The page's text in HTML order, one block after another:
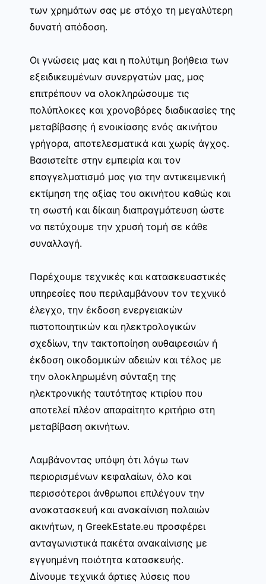
των χρημάτων σας με στόχο τη μεγαλύτερη
δυνατή απόδοση.
Οι γνώσεις μας και η πολύτιμη βοήθεια των
εξειδικευμένων συνεργατών μας, μας
επιτρέπουν να ολοκληρώσουμε τις
πολύπλοκες και χρονοβόρες διαδικασίες της
μεταβίβασης ή ενοικίασης ενός ακινήτου
γρήγορα, αποτελεσματικά και χωρίς άγχος.
Βασιστείτε στην εμπειρία και τον
επαγγελματισμό μας για την αντικειμενική
εκτίμηση της αξίας του ακινήτου καθώς και
τη σωστή και δίκαιη διαπραγμάτευση ώστε
να πετύχουμε την χρυσή τομή σε κάθε
συναλλαγή.
Παρέχουμε τεχνικές και κατασκευαστικές
υπηρεσίες που περιλαμβάνουν τον τεχνικό
έλεγχο, την έκδοση ενεργειακών
πιστοποιητικών και ηλεκτρολογικών
σχεδίων, την τακτοποίηση αυθαιρεσιών ή
έκδοση οικοδομικών αδειών και τέλος με
την ολοκληρωμένη σύνταξη της
ηλεκτρονικής ταυτότητας κτιρίου που
αποτελεί πλέον απαραίτητο κριτήριο στη
μεταβίβαση ακινήτων.
Λαμβάνοντας υπόψη ότι λόγω των
περιορισμένων κεφαλαίων, όλο και
περισσότεροι άνθρωποι επιλέγουν την
ανακατασκευή και ανακαίνιση παλαιών
ακινήτων, η GreekEstate.eu προσφέρει
ανταγωνιστικά πακέτα ανακαίνισης με
εγγυημένη ποιότητα κατασκευής.
Δίνουμε τεχνικά άρτιες λύσεις που